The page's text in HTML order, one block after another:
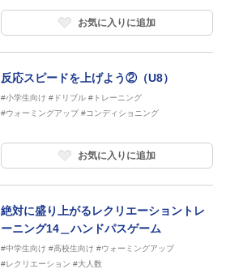
お気に入りに追加
反応スピードを上げよう②（U8）
#小学生向け #ドリブル #トレーニング
#ウォーミングアップ #コンディショニング
お気に入りに追加
絶対に盛り上がるレクリエーショントレ
ーニング14＿ハンドパスゲーム
#中学生向け #高校生向け #ウォーミングアップ
#レクリエーション #大人数